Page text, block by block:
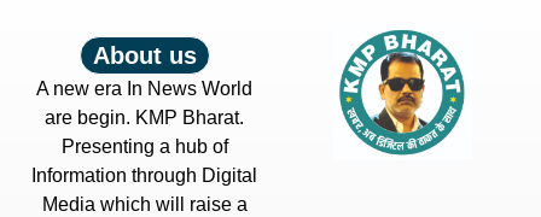
About us
A new era In News World
are begin. KMP Bharat.
Presenting a hub of
Information through Digital
Media which will raise a